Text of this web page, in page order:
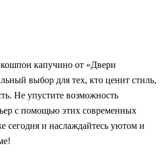
капучино от «Двери
выбор для тех, кто ценит стиль,
Не упустите возможность
с помощью этих современных
сегодня и наслаждайтесь уютом и